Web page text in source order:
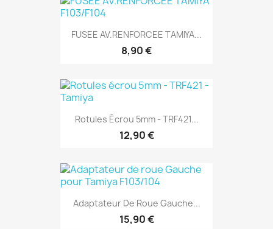
FUSEE AV.RENFORCEE TAMIYA...
8,90 €
Rotules Écrou 5mm - TRF421...
12,90 €
Adaptateur De Roue Gauche...
15,90 €